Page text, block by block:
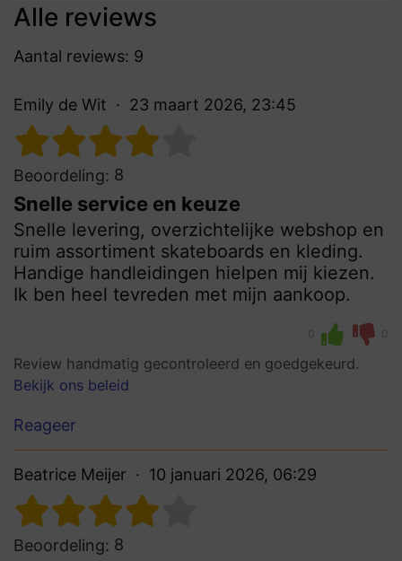
Alle reviews
Aantal reviews: 9
Emily de Wit 23 maart 2026, 23:45
Beoordeling: 8
Snelle service en keuze
Snelle levering, overzichtelijke webshop en
ruim assortiment skateboards en kleding.
Handige handleidingen hielpen mij kiezen.
Ik ben heel tevreden met mijn aankoop.
0 0
Review handmatig gecontroleerd en goedgekeurd.
Bekijk ons beleid
Reageer
Beatrice Meijer 10 januari 2026, 06:29
Beoordeling: 8